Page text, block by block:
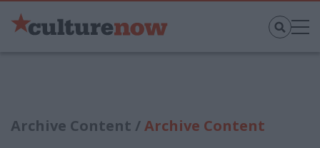
Archive Content /Archive Content